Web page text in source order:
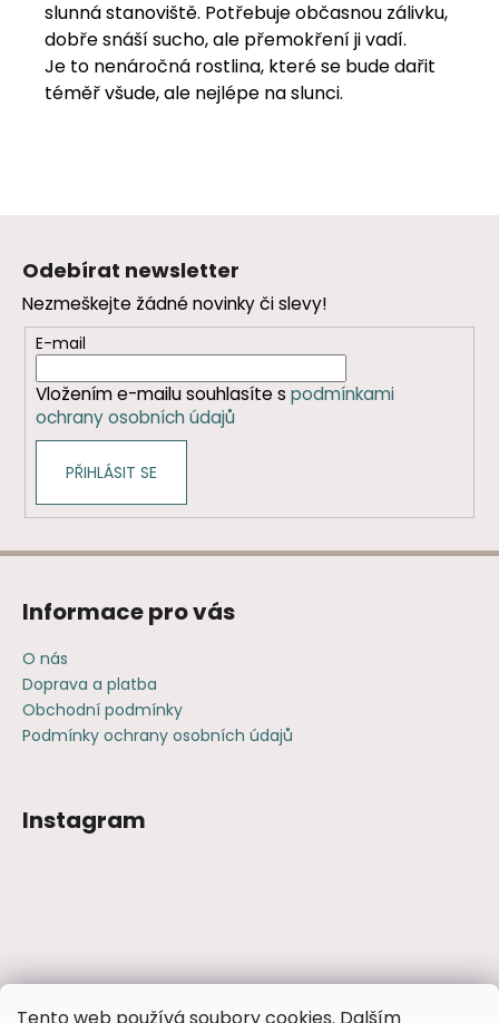
slunná stanoviště. Potřebuje občasnou zálivku,
dobře snáší sucho, ale přemokření ji vadí.
Je to nenáročná rostlina, které se bude dařit
téměř všude, ale nejlépe na slunci.
Odebírat newsletter
Nezmeškejte žádné novinky či slevy!
E-mail
Vložením e-mailu souhlasíte s podmínkami
ochrany osobních údajů
PŘIHLÁSIT SE
Informace pro vás
O nás
Doprava a platba
Obchodní podmínky
Podmínky ochrany osobních údajů
Instagram